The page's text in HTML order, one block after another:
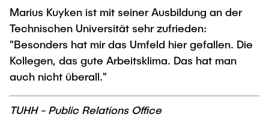
Marius Kuyken ist mit seiner Ausbildung an der
Technischen Universität sehr zufrieden:
"Besonders hat mir das Umfeld hier gefallen. Die
Kollegen, das gute Arbeitsklima. Das hat man
auch nicht überall."
TUHH - Public Relations Office